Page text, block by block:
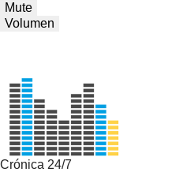
Mute
Volumen
Crónica 24/7